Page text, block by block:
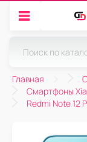
Главная
Смартфоны
Redmi Note 12